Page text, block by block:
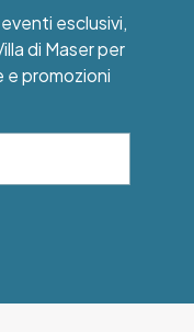
esclusivi,
di Maser per
e promozioni